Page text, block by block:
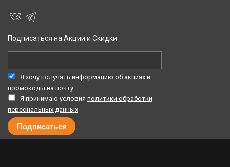
Подписаться на Акции и Скидки
Я хочу получать информацию об акциях и
промокоды на почту
Я принимаю условия политики обработки
персональных данных